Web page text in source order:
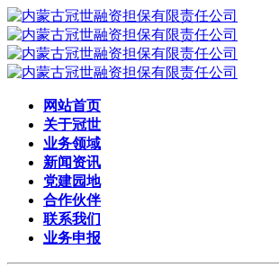
网站首页
关于冠世
业务领域
新闻资讯
党建园地
合作伙伴
联系我们
业务申报